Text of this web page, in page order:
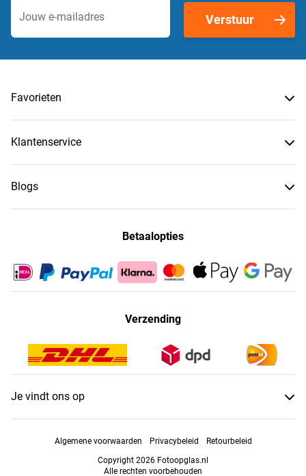
E-mailadres
Verstuur
Favorieten
Klantenservice
Blogs
Betaalopties
Verzending
Je vindt ons op
Algemene voorwaarden Privacybeleid
Retourbeleid
Copyright 2026 Fotoopglas.nl
Alle rechten voorbehouden